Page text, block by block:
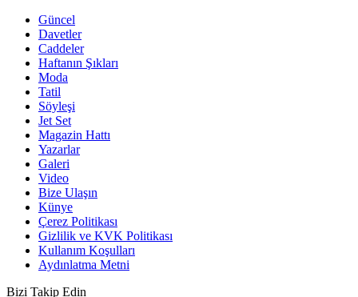
Güncel
Davetler
Caddeler
Haftanın Şıkları
Moda
Tatil
Söyleşi
Jet Set
Magazin Hattı
Yazarlar
Galeri
Video
Bize Ulaşın
Künye
Çerez Politikası
Gizlilik ve KVK Politikası
Kullanım Koşulları
Aydınlatma Metni
Bizi Takip Edin